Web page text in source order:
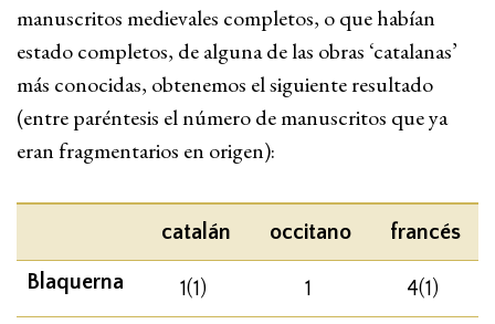
manuscritos medievales completos, o que habían
estado completos, de alguna de las obras ‘catalanas’
más conocidas, obtenemos el siguiente resultado
(entre paréntesis el número de manuscritos que ya
eran fragmentarios en origen):
catalán occitano francés
Blaquerna 1(1) 1 4(1)